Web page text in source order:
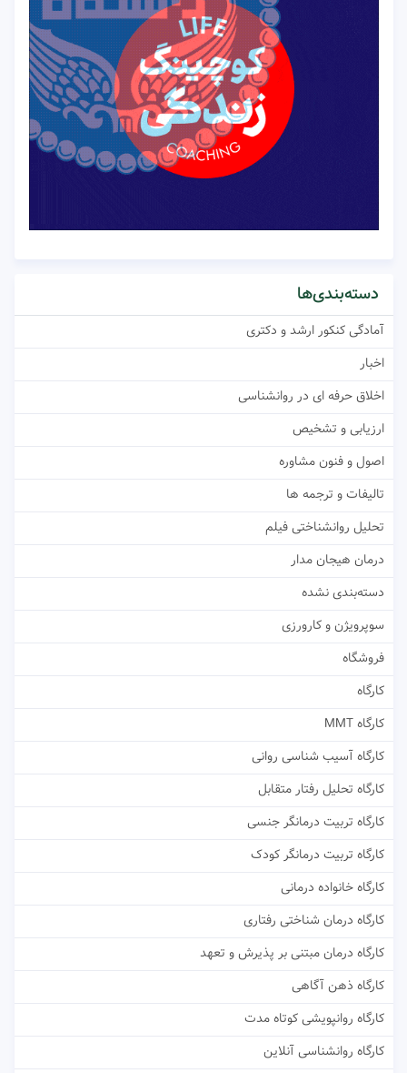
دسته‌بندی‌ها
آمادگی کنکور ارشد و دکتری
اخبار
اخلاق حرفه ای در روانشناسی
ارزیابی و تشخیص
اصول و فنون مشاوره
تالیفات و ترجمه ها
تحلیل روانشناختی فیلم
درمان هیجان مدار
دسته‌بندی نشده
سوپرویژن و کارورزی
فروشگاه
کارگاه
کارگاه MMT
کارگاه آسیب شناسی روانی
کارگاه تحلیل رفتار متقابل
کارگاه تربیت درمانگر جنسی
کارگاه تربیت درمانگر کودک
کارگاه خانواده درمانی
کارگاه درمان شناختی رفتاری
کارگاه درمان مبتنی بر پذیرش و تعهد
کارگاه ذهن آگاهی
کارگاه روانپویشی کوتاه مدت
کارگاه روانشناسی آنلاین